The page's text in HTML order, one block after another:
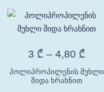
3 ₾ – 4,80 ₾
პოლიპროპილენის მუხლი
შიდა ხრახნით